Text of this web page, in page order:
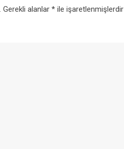
Gerekli alanlar * ile işaretlenmişlerdir